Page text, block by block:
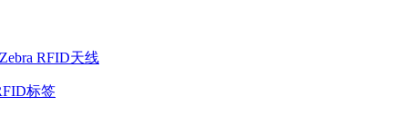
Zebra RFID天线
标签